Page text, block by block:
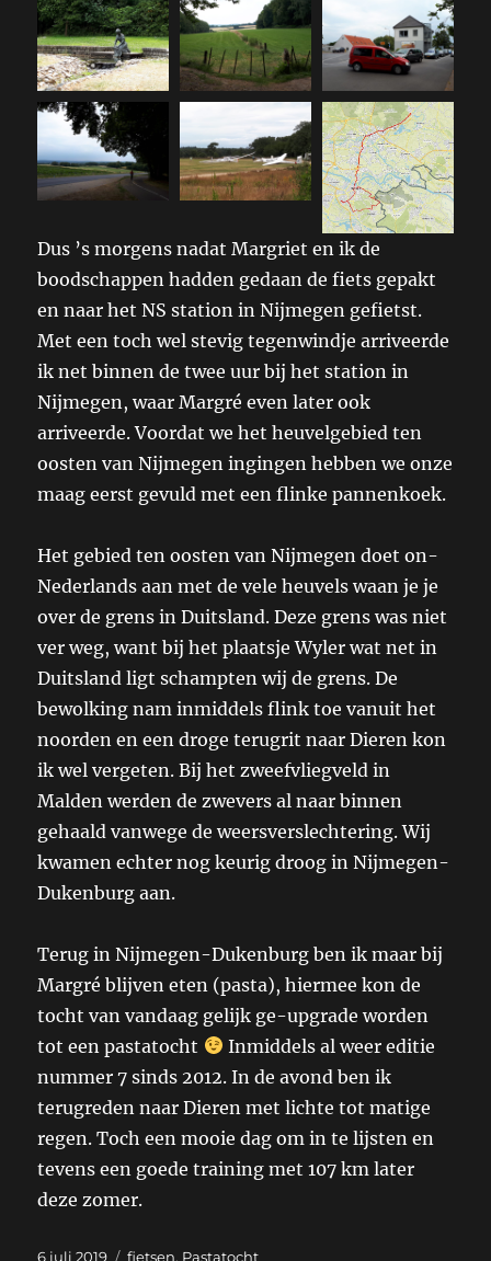
Dus ’s morgens nadat Margriet en ik de
boodschappen hadden gedaan de fiets gepakt
en naar het NS station in Nijmegen gefietst.
Met een toch wel stevig tegenwindje arriveerde
ik net binnen de twee uur bij het station in
Nijmegen, waar Margré even later ook
arriveerde. Voordat we het heuvelgebied ten
oosten van Nijmegen ingingen hebben we onze
maag eerst gevuld met een flinke pannenkoek.
Het gebied ten oosten van Nijmegen doet on-
Nederlands aan met de vele heuvels waan je je
over de grens in Duitsland. Deze grens was niet
ver weg, want bij het plaatsje Wyler wat net in
Duitsland ligt schampten wij de grens. De
bewolking nam inmiddels flink toe vanuit het
noorden en een droge terugrit naar Dieren kon
ik wel vergeten. Bij het zweefvliegveld in
Malden werden de zwevers al naar binnen
gehaald vanwege de weersverslechtering. Wij
kwamen echter nog keurig droog in Nijmegen-
Dukenburg aan.
Terug in Nijmegen-Dukenburg ben ik maar bij
Margré blijven eten (pasta), hiermee kon de
tocht van vandaag gelijk ge-upgrade worden
tot een pastatocht
Inmiddels al weer editie
nummer 7 sinds 2012. In de avond ben ik
terugreden naar Dieren met lichte tot matige
regen. Toch een mooie dag om in te lijsten en
tevens een goede training met 107 km later
deze zomer.
Geplaatst
6 juli 2019 Categorieën
fietsen, Pastatocht